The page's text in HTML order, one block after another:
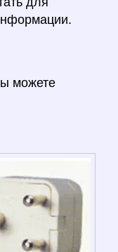
можете